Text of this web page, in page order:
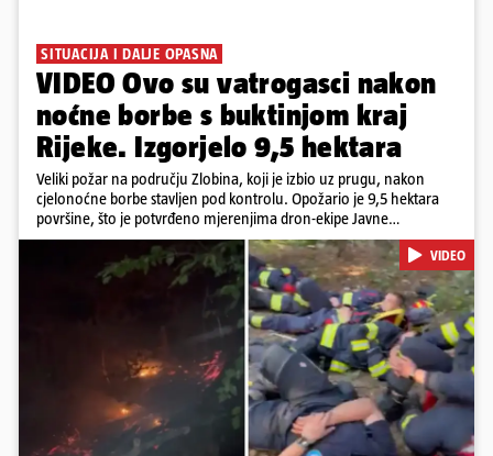
SITUACIJA I DALJE OPASNA
VIDEO Ovo su vatrogasci nakon
noćne borbe s buktinjom kraj
Rijeke. Izgorjelo 9,5 hektara
Veliki požar na području Zlobina, koji je izbio uz prugu, nakon
cjelonoćne borbe stavljen pod kontrolu. Opožario je 9,5 hektara
površine, što je potvrđeno mjerenjima dron-ekipe Javne
vatrogasne postrojbe grada Rijeke. Vatru je gasilo 55 ljudi sa 17
vozila te više DVD-ova i JVP Rijeka. Situacija je i dalje ozbiljna zbog
jakog vjetra koji povećava opasnost od razbuktavanja. Zato ostaju i
Pokretanje videa...
VIDEO